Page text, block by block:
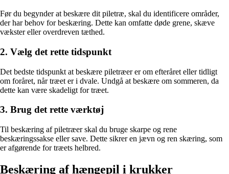
Før du begynder at beskære dit piletræ, skal du identificere områder,
der har behov for beskæring. Dette kan omfatte døde grene, skæve
vækster eller overdreven tæthed.
2. Vælg det rette tidspunkt
Det bedste tidspunkt at beskære piletræer er om efteråret eller tidligt
om foråret, når træet er i dvale. Undgå at beskære om sommeren, da
dette kan være skadeligt for træet.
3. Brug det rette værktøj
Til beskæring af piletræer skal du bruge skarpe og rene
beskæringssakse eller save. Dette sikrer en jævn og ren skæring, som
er afgørende for træets helbred.
Beskæring af hængepil i krukker